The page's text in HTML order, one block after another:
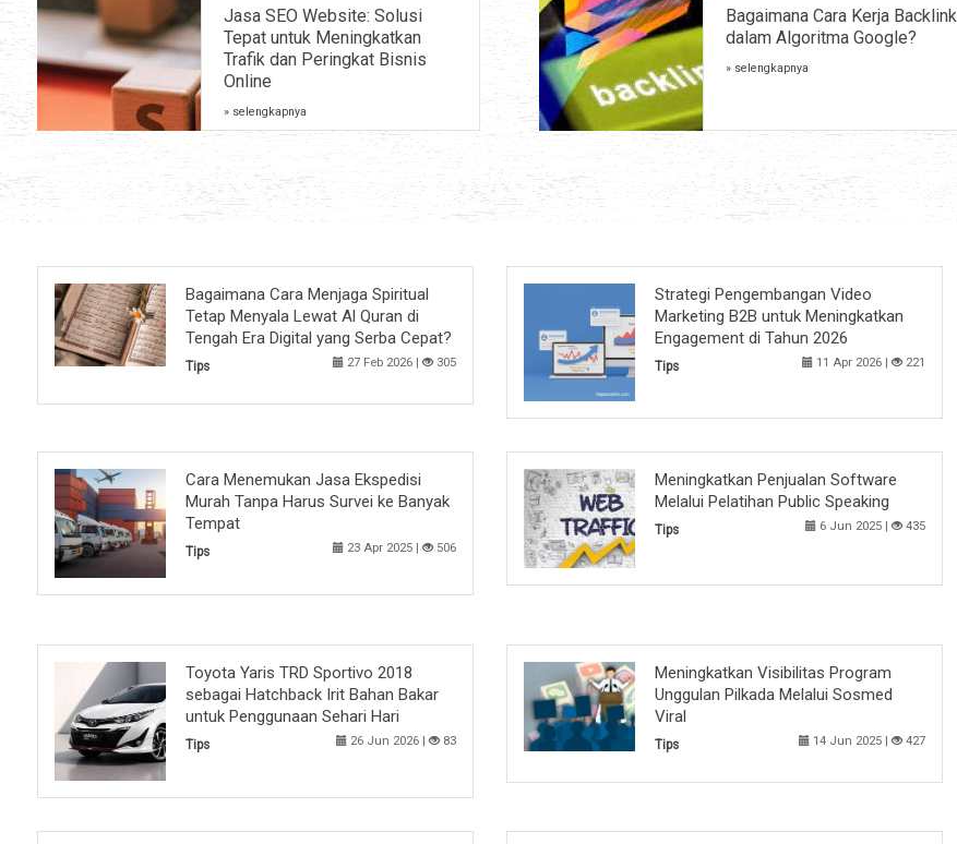
Jasa SEO Website: Solusi
Tepat untuk Meningkatkan
Trafik dan Peringkat Bisnis
Online
» selengkapnya
Bagaimana Cara Kerja Backlink
dalam Algoritma Google?
» selengkapnya
Bagaimana Cara Menjaga Spiritual
Tetap Menyala Lewat Al Quran di
Tengah Era Digital yang Serba Cepat?
Tips 27 Feb 2026 | 305
Strategi Pengembangan Video
Marketing B2B untuk Meningkatkan
Engagement di Tahun 2026
Tips 11 Apr 2026 | 221
Cara Menemukan Jasa Ekspedisi
Murah Tanpa Harus Survei ke Banyak
Tempat
Tips 23 Apr 2025 | 506
Meningkatkan Penjualan Software
Melalui Pelatihan Public Speaking
Tips 6 Jun 2025 | 435
Toyota Yaris TRD Sportivo 2018
sebagai Hatchback Irit Bahan Bakar
untuk Penggunaan Sehari Hari
Tips 26 Jun 2026 | 83
Meningkatkan Visibilitas Program
Unggulan Pilkada Melalui Sosmed
Viral
Tips 14 Jun 2025 | 427